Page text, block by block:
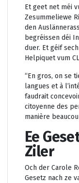
Et geet net méi
Zesummeliewe
den
begréissen déi
duer. Et géif
Helpiquet vum
“En gros, on se
langues et à
faudrait
citoyenne des
manière
Ee
Ziler
Och der Carole
Gesetz nach ze